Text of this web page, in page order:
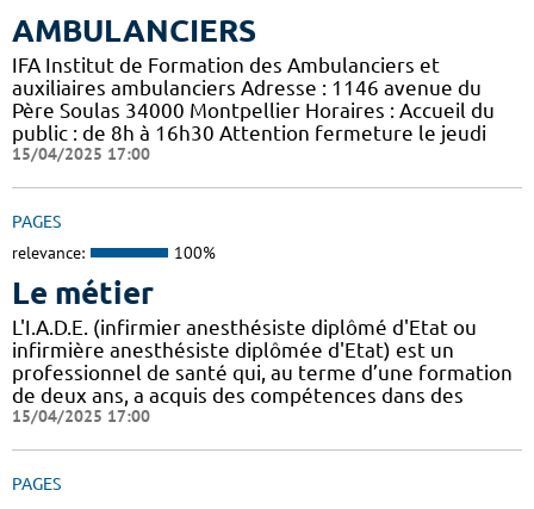
AMBULANCIERS
IFA Institut de Formation des Ambulanciers et
auxiliaires ambulanciers Adresse : 1146 avenue du
Père Soulas 34000 Montpellier Horaires : Accueil du
public : de 8h à 16h30 Attention fermeture le jeudi
15/04/2025 17:00
PAGES
relevance: 100%
Le métier
L'I.A.D.E. (infirmier anesthésiste diplômé d'Etat ou
infirmière anesthésiste diplômée d'Etat) est un
professionnel de santé qui, au terme d’une formation
de deux ans, a acquis des compétences dans des
15/04/2025 17:00
PAGES